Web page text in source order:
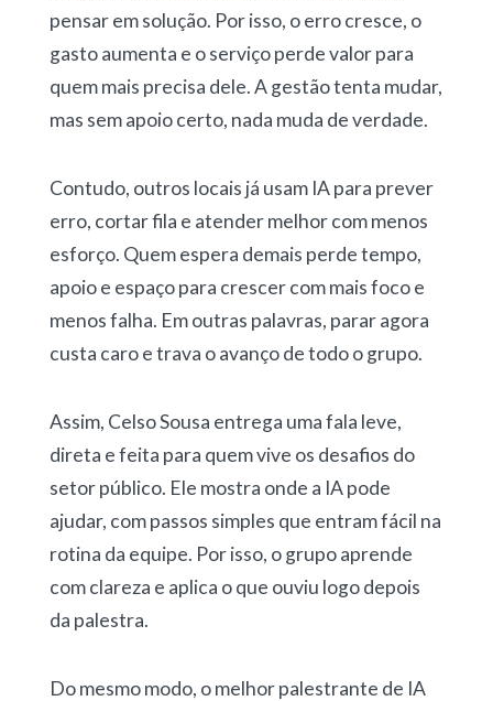
pensar em solução. Por isso, o erro cresce, o
gasto aumenta e o serviço perde valor para
quem mais precisa dele. A gestão tenta mudar,
mas sem apoio certo, nada muda de verdade.
Contudo, outros locais já usam IA para prever
erro, cortar fila e atender melhor com menos
esforço. Quem espera demais perde tempo,
apoio e espaço para crescer com mais foco e
menos falha. Em outras palavras, parar agora
custa caro e trava o avanço de todo o grupo.
Assim, Celso Sousa entrega uma fala leve,
direta e feita para quem vive os desafios do
setor público. Ele mostra onde a IA pode
ajudar, com passos simples que entram fácil na
rotina da equipe. Por isso, o grupo aprende
com clareza e aplica o que ouviu logo depois
da palestra.
Do mesmo modo, o melhor palestrante de IA